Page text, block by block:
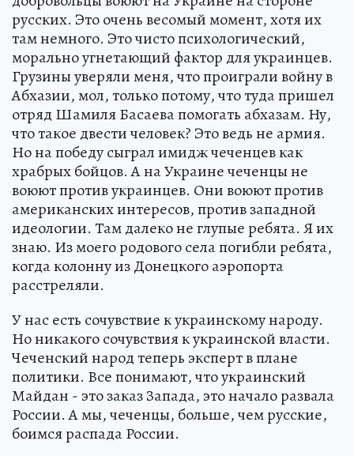
русских. Это очень весомый момент, хотя их
там немного. Это чисто психологический,
морально угнетающий фактор для украинцев.
Грузины уверяли меня, что проиграли войну в
Абхазии, мол, только потому, что туда пришел
отряд Шамиля Басаева помогать абхазам. Ну,
что такое двести человек? Это ведь не армия.
Но на победу сыграл имидж чеченцев как
храбрых бойцов. А на Украине чеченцы не
воюют против украинцев. Они воюют против
американских интересов, против западной
идеологии. Там далеко не глупые ребята. Я их
знаю. Из моего родового села погибли ребята,
когда колонну из Донецкого аэропорта
расстреляли.
У нас есть сочувствие к украинскому народу.
Но никакого сочувствия к украинской власти.
Чеченский народ теперь эксперт в плане
политики. Все понимают, что украинский
Майдан - это заказ Запада, это начало развала
России. А мы, чеченцы, больше, чем русские,
боимся распада России.